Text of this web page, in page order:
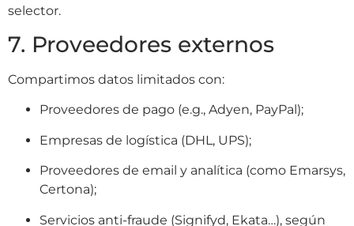
selector.
7. Proveedores externos
Compartimos datos limitados con:
Proveedores de pago (e.g., Adyen, PayPal);
Empresas de logística (DHL, UPS);
Proveedores de email y analítica (como Emarsys,
Certona);
Servicios anti-fraude (Signifyd, Ekata…), según